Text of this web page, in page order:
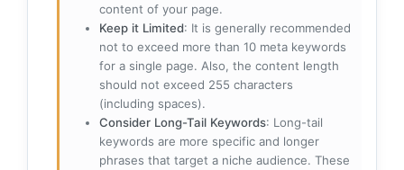
content of your page.
Keep it Limited: It is generally recommended
not to exceed more than 10 meta keywords
for a single page. Also, the content length
should not exceed 255 characters
(including spaces).
Consider Long-Tail Keywords: Long-tail
keywords are more specific and longer
phrases that target a niche audience. These